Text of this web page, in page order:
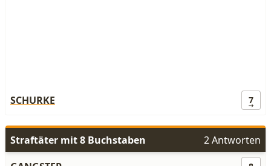
SCHURKE 7
Straftäter mit 8 Buchstaben
2 Antworten